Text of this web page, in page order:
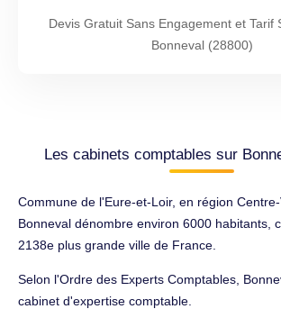
Devis Gratuit Sans Engagement et Tarif
Bonneval (28800)
Les cabinets comptables sur
Commune de l'Eure-et-Loir, en région Centre-
Bonneval dénombre environ 6000 habitants,
2138e plus grande ville de France.
Selon l'Ordre des Experts Comptables,
cabinet d'expertise comptable.